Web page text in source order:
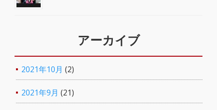
アーカイブ
2021年10月 (2)
2021年9月 (21)